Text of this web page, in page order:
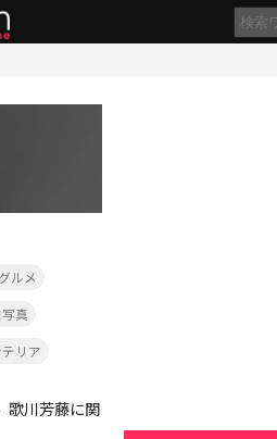
グルメ
真
リア
歌川芳藤に関